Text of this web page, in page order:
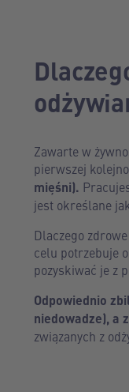
Zawarte w
pierwszej
mięśni).
jest określane
Dlaczego
celu potrzebuje
pozyskiwać je z
Odpowiednio
niedowadze), a
związanych z